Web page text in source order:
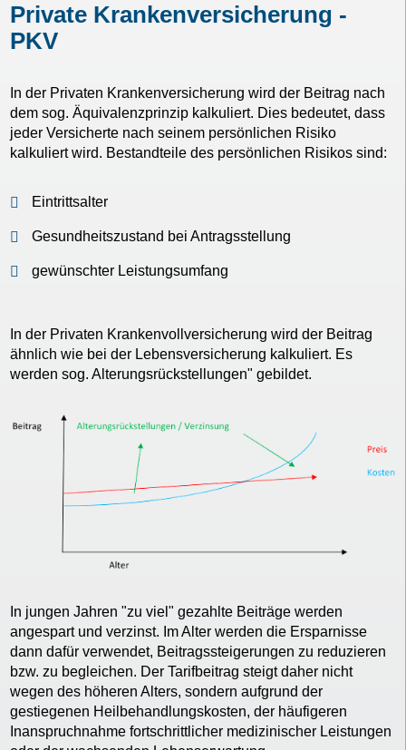
Private Krankenversicherung -
PKV
In der Privaten Krankenversicherung wird der Beitrag nach
dem sog. Äquivalenzprinzip kalkuliert. Dies bedeutet, dass
jeder Versicherte nach seinem persönlichen Risiko
kalkuliert wird. Bestandteile des persönlichen Risikos sind:
Eintrittsalter
Gesundheitszustand bei Antragsstellung
gewünschter Leistungsumfang
In der Privaten Krankenvollversicherung wird der Beitrag
ähnlich wie bei der Lebensversicherung kalkuliert. Es
werden sog. Alterungsrückstellungen" gebildet.
In jungen Jahren "zu viel" gezahlte Beiträge werden
angespart und verzinst. Im Alter werden die Ersparnisse
dann dafür verwendet, Beitragssteigerungen zu reduzieren
bzw. zu begleichen. Der Tarifbeitrag steigt daher nicht
wegen des höheren Alters, sondern aufgrund der
gestiegenen Heilbehandlungskosten, der häufigeren
Inanspruchnahme fortschrittlicher medizinischer Leistungen